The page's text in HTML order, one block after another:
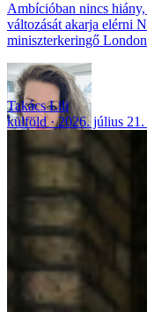
Ambícióban nincs
változását akarja elérni
miniszterkeringő
Takács Lili
külföld
2026. július 21.